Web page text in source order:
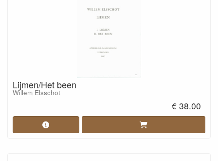
Lijmen/Het been
Willem Elsschot
€ 38.00